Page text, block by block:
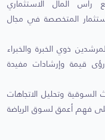
رأس المال الاستثماري
المتخصصة في مجال
ذوي الخبرة والخبراء
قيمة وإرشادات مفيدة
السوقية وتحليل الاتجاهات
فهم أعمق لسوق الرياضة